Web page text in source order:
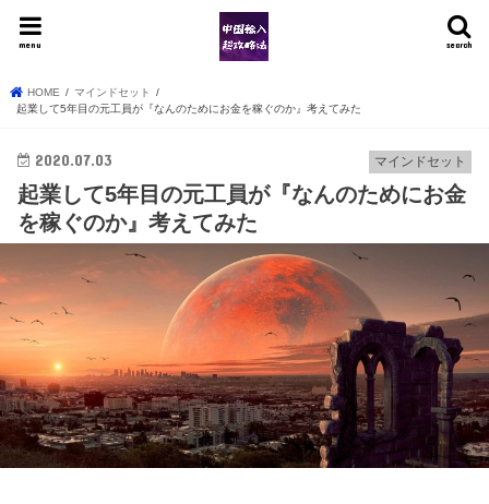
search
menu
HOME
マインドセット
起業して5年目の元工員が『なんのためにお金を稼ぐのか』考えてみた
マインドセット
2020.07.03
起業して5年目の元工員が『なんのためにお金
を稼ぐのか』考えてみた